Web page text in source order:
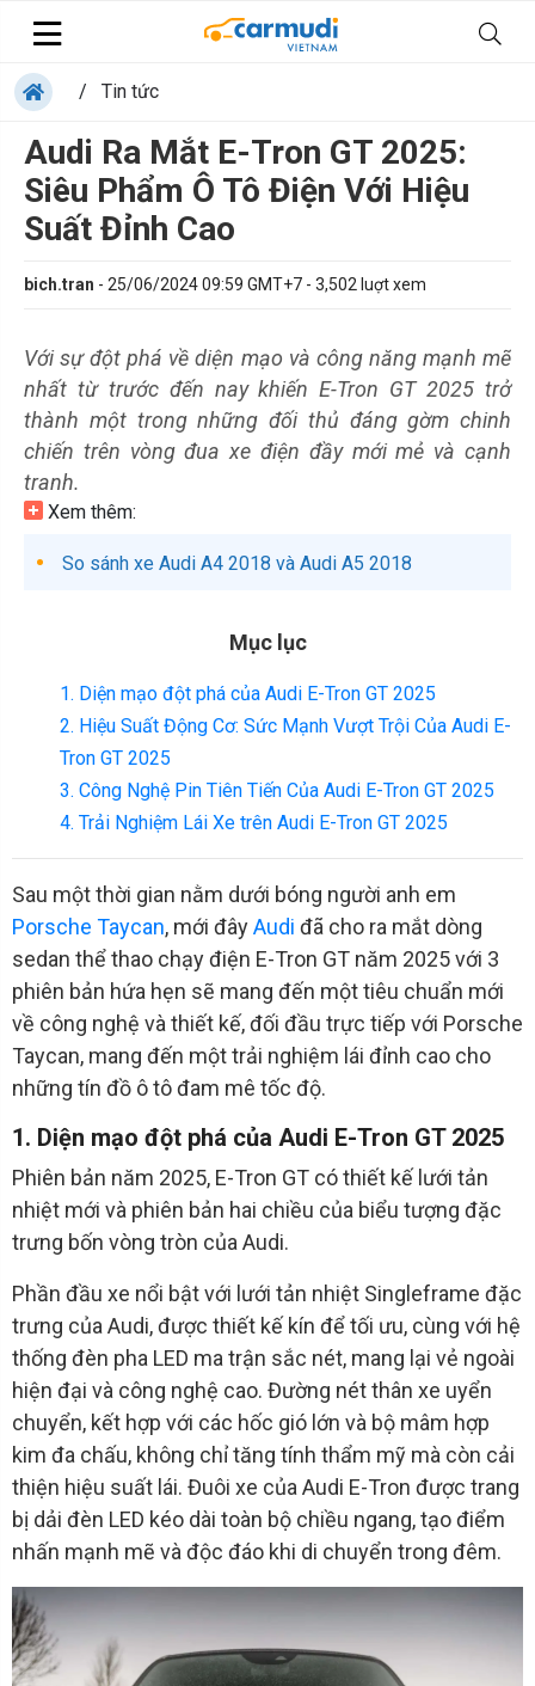
/ Tin tức
Audi Ra Mắt E-Tron GT 2025:
Siêu Phẩm Ô Tô Điện Với Hiệu
Suất Đỉnh Cao
bich.tran - 25/06/2024 09:59 GMT+7 - 3,502 luợt xem
Với sự đột phá về diện mạo và công năng mạnh mẽ
nhất từ trước đến nay khiến E-Tron GT 2025 trở
thành một trong những đối thủ đáng gờm chinh
chiến trên vòng đua xe điện đầy mới mẻ và cạnh
tranh.
Xem thêm:
So sánh xe Audi A4 2018 và Audi A5 2018
Mục lục
1. Diện mạo đột phá của Audi E-Tron GT 2025
2. Hiệu Suất Động Cơ: Sức Mạnh Vượt Trội Của Audi E-
Tron GT 2025
3. Công Nghệ Pin Tiên Tiến Của Audi E-Tron GT 2025
4. Trải Nghiệm Lái Xe trên Audi E-Tron GT 2025
Sau một thời gian nằm dưới bóng người anh em
Porsche Taycan, mới đâyAudi đã cho ra mắt dòng
sedan thể thao chạy điện E-Tron GT năm 2025 với 3
phiên bản hứa hẹn sẽ mang đến một tiêu chuẩn mới
về công nghệ và thiết kế, đối đầu trực tiếp với Porsche
Taycan, mang đến một trải nghiệm lái đỉnh cao cho
những tín đồ ô tô đam mê tốc độ.
1. Diện mạo đột phá của Audi E-Tron GT 2025
Phiên bản năm 2025, E-Tron GT có thiết kế lưới tản
nhiệt mới và phiên bản hai chiều của biểu tượng đặc
trưng bốn vòng tròn của Audi.
Phần đầu xe nổi bật với lưới tản nhiệt Singleframe đặc
trưng của Audi, được thiết kế kín để tối ưu, cùng với hệ
thống đèn pha LED ma trận sắc nét, mang lại vẻ ngoài
hiện đại và công nghệ cao. Đường nét thân xe uyển
chuyển, kết hợp với các hốc gió lớn và bộ mâm hợp
kim đa chấu, không chỉ tăng tính thẩm mỹ mà còn cải
thiện hiệu suất lái. Đuôi xe của Audi E-Tron được trang
bị dải đèn LED kéo dài toàn bộ chiều ngang, tạo điểm
nhấn mạnh mẽ và độc đáo khi di chuyển trong đêm.